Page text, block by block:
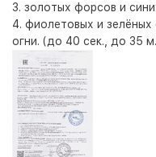
3. золотых форсов и
4. фиолетовых и
огни. (до 40 сек., до 35